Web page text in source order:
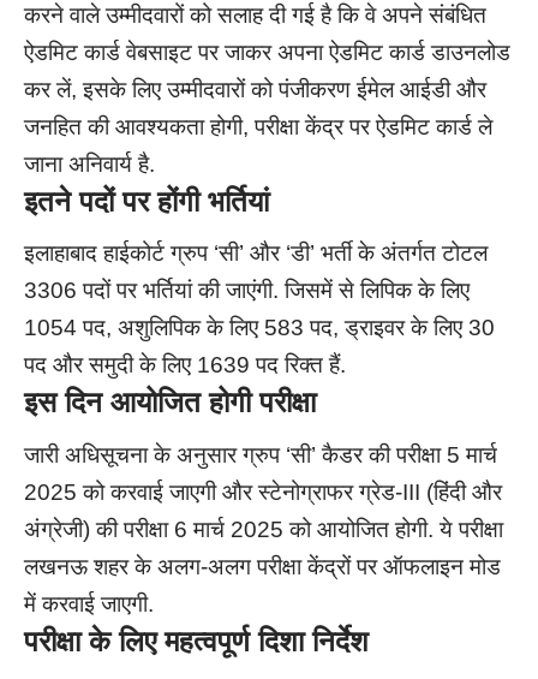
करने वाले उम्मीदवारों को सलाह दी गई है कि वे अपने संबंधित
ऐडमिट कार्ड वेबसाइट पर जाकर अपना ऐडमिट कार्ड डाउनलोड
कर लें, इसके लिए उम्मीदवारों को पंजीकरण ईमेल आईडी और
जनहित की आवश्यकता होगी, परीक्षा केंद्र पर ऐडमिट कार्ड ले
जाना अनिवार्य है.
इतने पदों पर होंगी भर्तियां
इलाहाबाद हाईकोर्ट ग्रुप ‘सी’ और ‘डी’ भर्ती के अंतर्गत टोटल
3306 पदों पर भर्तियां की जाएंगी. जिसमें से लिपिक के लिए
1054 पद, अशुलिपिक के लिए 583 पद, ड्राइवर के लिए 30
पद और समुदी के लिए 1639 पद रिक्त हैं.
इस दिन आयोजित होगी परीक्षा
जारी अधिसूचना के अनुसार ग्रुप ‘सी’ कैडर की परीक्षा 5 मार्च
2025 को करवाई जाएगी और स्टेनोग्राफर ग्रेड-III (हिंदी और
अंग्रेजी) की परीक्षा 6 मार्च 2025 को आयोजित होगी. ये परीक्षा
लखनऊ शहर के अलग-अलग परीक्षा केंद्रों पर ऑफलाइन मोड
में करवाई जाएगी.
परीक्षा के लिए महत्वपूर्ण दिशा निर्देश